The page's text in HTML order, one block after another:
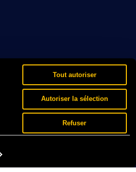
Tout autoriser
Autoriser la sélection
Refuser